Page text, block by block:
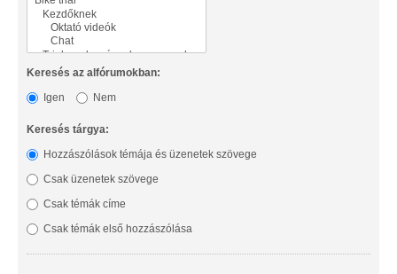
Keresés az alfórumokban:
Igen
Nem
Keresés tárgya:
Hozzászólások témája és üzenetek szövege
Csak üzenetek szövege
Csak témák címe
Csak témák első hozzászólása